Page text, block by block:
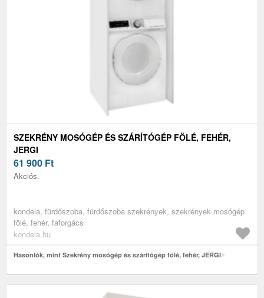
SZEKRÉNY MOSÓGÉP ÉS SZÁRÍTÓGÉP FÖLÉ, FEHÉR,
JERGI
61 900 Ft
Akciós.
kondela, fürdőszoba, fürdőszoba szekrények, szekrények mosógép
fölé, fehér, faforgács
kondela.hu
Hasonlók, mint Szekrény mosógép és szárítógép fölé, fehér, JERGI